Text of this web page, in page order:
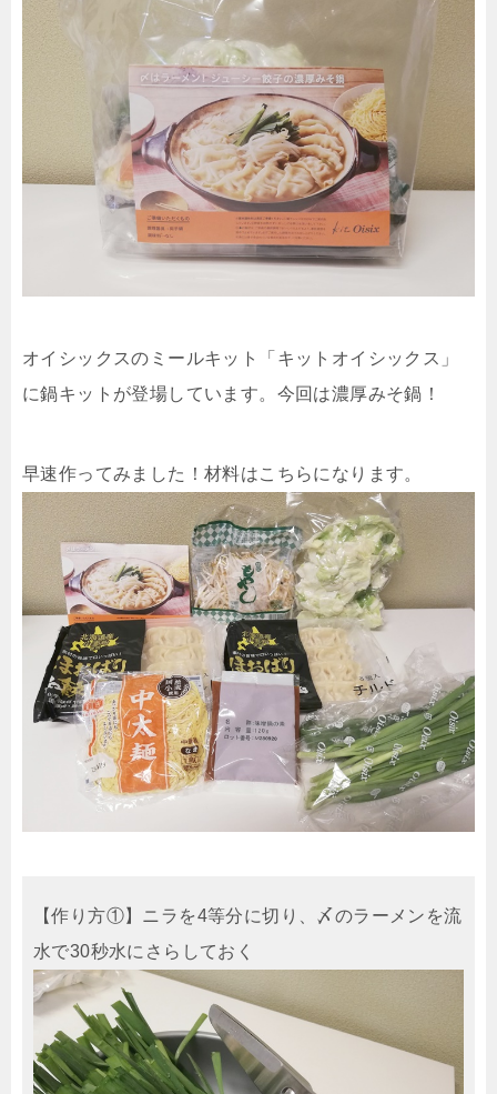
オイシックスのミールキット「キットオイシックス」
に鍋キットが登場しています。今回は濃厚みそ鍋！
早速作ってみました！材料はこちらになります。
【作り方①】ニラを4等分に切り、〆のラーメンを流
水で30秒水にさらしておく